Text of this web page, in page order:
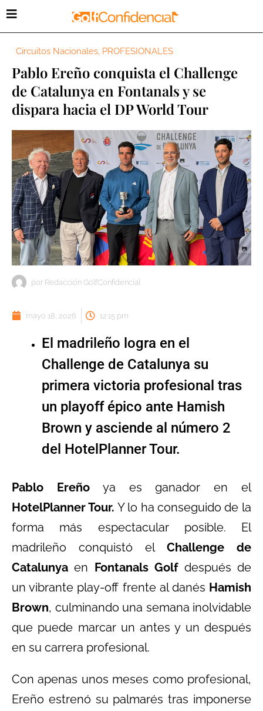
Circuitos Nacionales, PROFESIONALES
Pablo Ereño conquista el Challenge
de Catalunya en Fontanals y se
dispara hacia el DP World Tour
por Redacción GolfConfidencial
mayo 18, 2026 12:15 pm
El madrileño logra en el
Challenge de Catalunya su
primera victoria profesional tras
un playoff épico ante Hamish
Brown y asciende al número 2
del HotelPlanner Tour.
Pablo Ereñoya es ganador en el
HotelPlanner Tour. Y lo ha conseguido de la
forma más espectacular posible. El
madrileño conquistó el Challenge de
Catalunya en Fontanals Golfdespués de
un vibrante play-off frente al danés Hamish
Brown, culminando una semana inolvidable
que puede marcar un antes y un después
en su carrera profesional.
Con apenas unos meses como profesional,
Ereño estrenó su palmarés tras imponerse